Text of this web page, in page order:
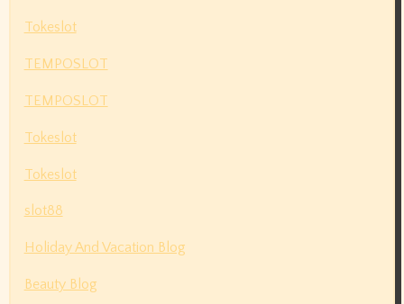
Tokeslot
TEMPOSLOT
TEMPOSLOT
Tokeslot
Tokeslot
slot88
Holiday And Vacation Blog
Beauty Blog